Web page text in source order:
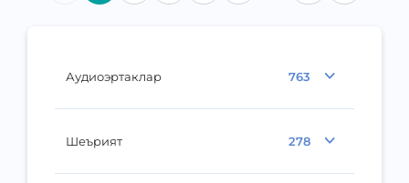
Аудиоэртаклар 763
Шеърият 278